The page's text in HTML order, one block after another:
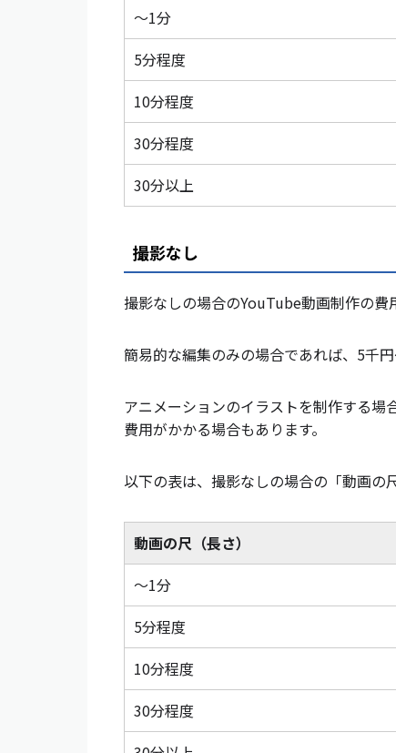
〜1分
5分程度
10分程度
30分程度
30分以上
撮影なし
撮影なしの場合のYouTube動画制作の費
簡易的な編集のみの場合であれば、5千円
アニメーションのイラストを制作する
費用がかかる場合もあります。
以下の表は、撮影なしの場合の「動画の
動画の尺（長さ）
〜1分
5分程度
10分程度
30分程度